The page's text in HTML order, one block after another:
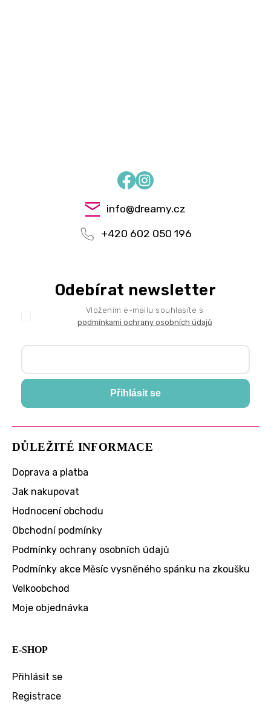
FacebookInstagram
info@dreamy.cz
+420 602 050 196
DŮLEŽITÉ INFORMACE
Doprava a platba
Jak nakupovat
Hodnocení obchodu
Obchodní podmínky
Podmínky ochrany osobních údajů
Podmínky akce Měsíc vysněného spánku na zkoušku
Velkoobchod
Moje objednávka
E-SHOP
Přihlásit se
Registrace
Odebírat newsletter
Vložením e-mailu souhlasíte s
podmínkami ochrany osobních údajů
Přihlásit se